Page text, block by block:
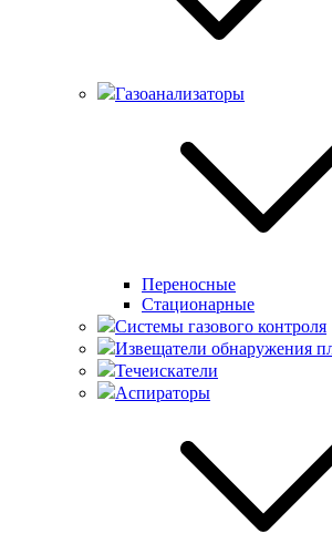
Газоанализаторы
Переносные
Стационарные
Системы газового контроля
Извещатели обнаружения
Течеискатели
Аспираторы